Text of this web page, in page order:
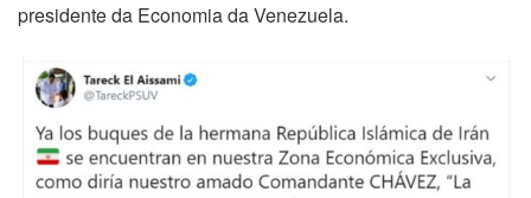
presidente da Economia da Venezuela.